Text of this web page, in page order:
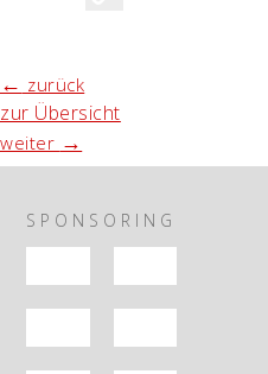
← zurück
zur Übersicht
weiter →
SPONSORING